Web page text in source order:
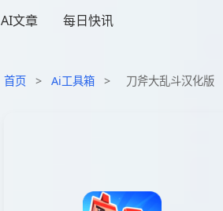
AI文章 每日快讯
首页 > Ai工具箱 > 刀斧大乱斗汉化版